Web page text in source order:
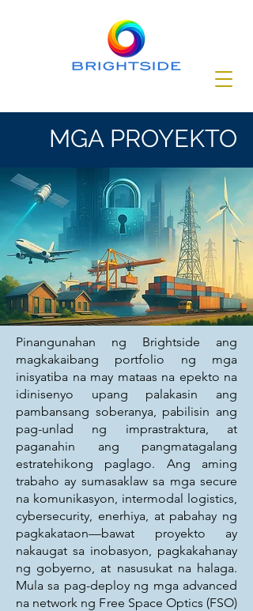
MGA PROYEKTO
Pinangunahan ng Brightside ang
magkakaibang portfolio ng mga
inisyatiba na may mataas na epekto na
idinisenyo upang palakasin ang
pambansang soberanya, pabilisin ang
pag-unlad ng imprastraktura, at
paganahin ang pangmatagalang
estratehikong paglago. Ang aming
trabaho ay sumasaklaw sa mga secure
na komunikasyon, intermodal logistics,
cybersecurity, enerhiya, at pabahay ng
pagkakataon—bawat proyekto ay
nakaugat sa inobasyon, pagkakahanay
ng gobyerno, at nasusukat na halaga.
Mula sa pag-deploy ng mga advanced
na network ng Free Space Optics (FSO)